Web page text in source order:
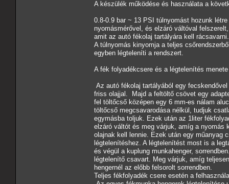
A készülék működése és használata a
0.8-0.9 bar ~ 13 PSI túlnyomást hozunk
nyomásmérővel, és elzáró váltóval
amit az autó fékolaj tartályára kell rácsavarni.
A túlnyomás kinyomja a teljes
egyben légteleníti a rendszert.
A fék folyadékcsere és a légtelenítés menete
Az autó fékolaj tartályából egy
friss olajjal. Majd a feltöltő csövet egy
fel töltőcső középen egy 6 mm-es nálam
töltőcső megcsavarodása nélkül, tudjuk
egymásba toljuk. Ezek után az 1liter
elzáró váltót és meg várjuk, amíg a nyomás
olajnak kell lennie. Ezek után egy műanyag
légtelenítéshez. A légtelenítést most is a
és végül a kuplung munkahenger,
légtelenítő csavart. Meg várjuk, amíg
hengernél az előbb felsorolt sorrendben.
Teljes fékfolyadék csere esetén a